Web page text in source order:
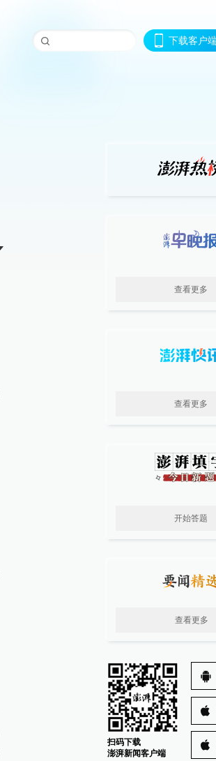
下载客户
查看更多
查看更多
开始答题
查看更多
扫码下载
澎湃新闻客户端